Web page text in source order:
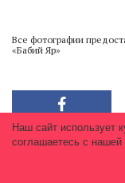
Все фотографии
«Бабий Яр»
Наш сайт использует
соглашаетесь с нашей